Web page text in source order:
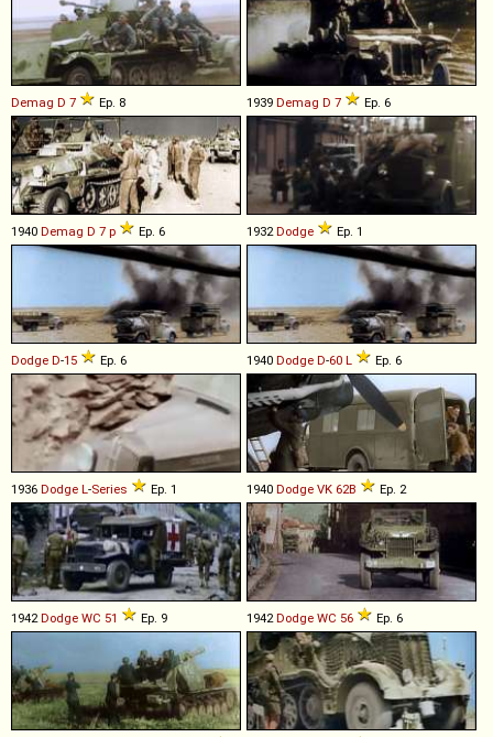
Demag D 7 Ep. 8 1939 Demag D 7 Ep. 6
1940 Demag D 7 p Ep. 6 1932Dodge Ep. 1
Dodge D-15 Ep. 6 1940 Dodge D-60 L Ep. 6
1936 Dodge L-Series Ep. 1 1940 Dodge VK 62B Ep. 2
1942Dodge WC 51 Ep. 9 1942Dodge WC 56 Ep. 6